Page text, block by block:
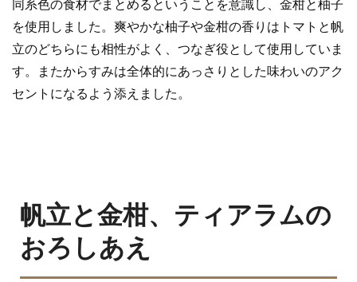
同系色の食材でまとめるということを意識し、金柑と柚子
を使用しました。爽やかな柚子や金柑の香りはトマトと帆
立のどちらにも相性がよく、つなぎ役として使用していま
す。またからすみは全体的にあっさりとした味わいのアク
セントになるよう添えました。
帆立と金柑、ティアラムの
おろしあえ